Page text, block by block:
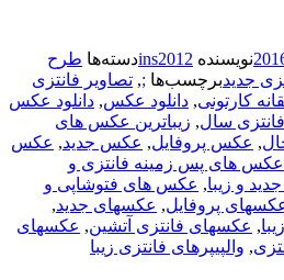
ins2012دسته‌هاطرح
برچسب‌ها;
,تصاویر فانتزی
,دانلود عکس,دانلود عکس
سال ,زیباترین عکس های
پروفایل,عکس جدید ,عکس
پس زمینه فانتزی و
زیبا, عکس های فتوشاپی و
پروفایل,عکسهای جدید ,
عکسهای فانتزی آتشین,عکسهای
والپیپرهای فانتزی زیبا